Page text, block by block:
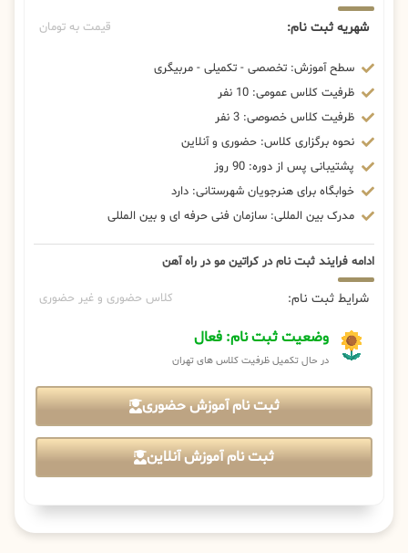
شهریه ثبت نام: قیمت به تومان
سطح آموزش: تخصصی - تکمیلی - مربیگری
ظرفیت کلاس عمومی: 10 نفر
ظرفیت کلاس خصوصی: 3 نفر
نحوه برگزاری کلاس: حضوری و آنلاین
پشتیبانی پس از دوره: 90 روز
خوابگاه برای هنرجویان شهرستانی: دارد
مدرک بین المللی: سازمان فنی حرفه ای و بین المللی
ادامه فرایند ثبت نام در کراتین مو در راه آهن
شرایط ثبت نام: کلاس حضوری و غیر حضوری
وضعیت ثبت نام: فعال
در حال تکمیل ظرفیت کلاس های تهران
ثبت نام آموزش حضوری
ثبت نام آموزش آنلاین